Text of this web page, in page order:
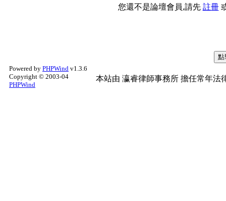
您還不是論壇會員,請先 註冊
Powered by PHPWind v1.3.6
Copyright © 2003-04
PHPWind
本站由 瀛睿律師事務所 擔任常年法